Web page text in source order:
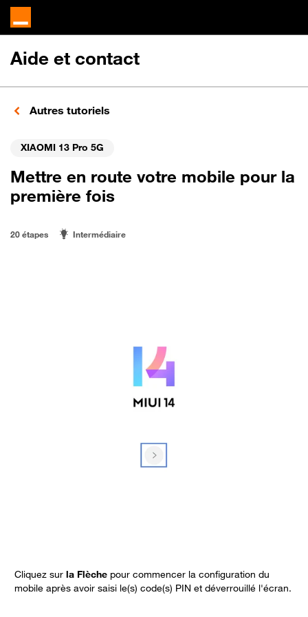
Aide et contact
Autres tutoriels
XIAOMI 13 Pro 5G
Mettre en route votre mobile pour la
première fois
20 étapes Intermédiaire
Cliquez sur la Flèche pour commencer la configuration du
mobile après avoir saisi le(s) code(s) PIN et déverrouillé l'écran.